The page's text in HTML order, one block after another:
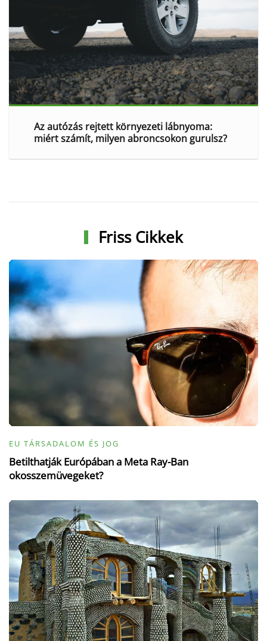
Az autózás rejtett környezeti lábnyoma:
miért számít, milyen abroncsokon gurulsz?
Friss Cikkek
EU TÁRSADALOM ÉS JOG
Betilthatják Európában a Meta Ray-Ban
okosszemüvegeket?